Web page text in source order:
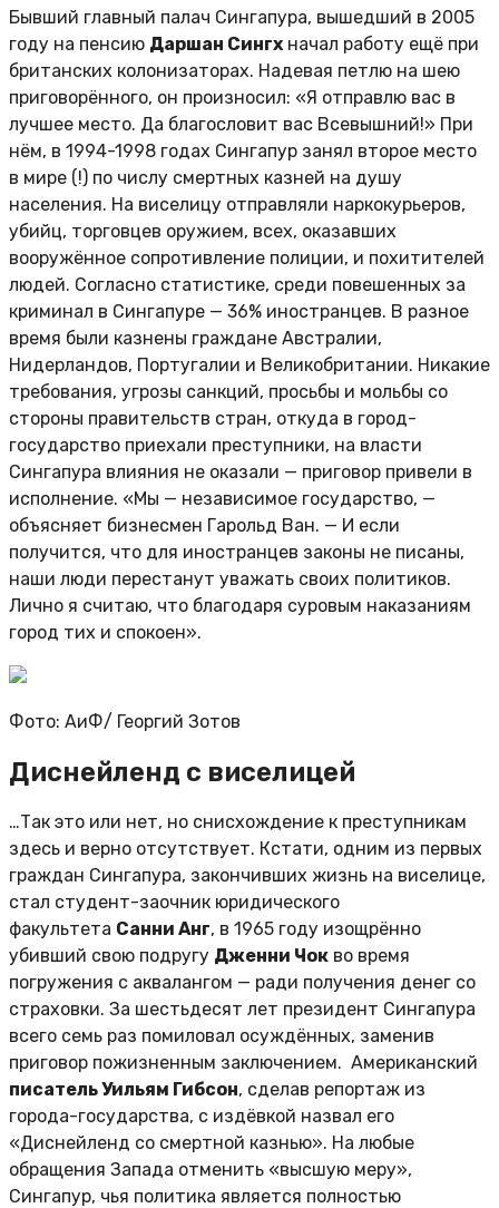
Бывший главный палач Сингапура, вышедший в 2005
году на пенсию Даршан Сингх начал работу ещё при
британских колонизаторах. Надевая петлю на шею
приговорённого, он произносил: «Я отправлю вас в
лучшее место. Да благословит вас Всевышний!» При
нём, в 1994-1998 годах Сингапур занял второе место
в мире (!) по числу смертных казней на душу
населения. На виселицу отправляли наркокурьеров,
убийц, торговцев оружием, всех, оказавших
вооружённое сопротивление полиции, и похитителей
людей. Согласно статистике, среди повешенных за
криминал в Сингапуре — 36% иностранцев. В разное
время были казнены граждане Австралии,
Нидерландов, Португалии и Великобритании. Никакие
требования, угрозы санкций, просьбы и мольбы со
стороны правительств стран, откуда в город-
государство приехали преступники, на власти
Сингапура влияния не оказали — приговор привели в
исполнение. «Мы — независимое государство, —
объясняет бизнесмен Гарольд Ван. — И если
получится, что для иностранцев законы не писаны,
наши люди перестанут уважать своих политиков.
Лично я считаю, что благодаря суровым наказаниям
город тих и спокоен».
Фото: АиФ/ Георгий Зотов
Диснейленд с виселицей
…Так это или нет, но снисхождение к преступникам
здесь и верно отсутствует. Кстати, одним из первых
граждан Сингапура, закончивших жизнь на виселице,
стал студент-заочник юридического
факультета Санни Анг, в 1965 году изощрённо
убивший свою подругу Дженни Чок во время
погружения с аквалангом — ради получения денег со
страховки. За шестьдесят лет президент Сингапура
всего семь раз помиловал осуждённых, заменив
приговор пожизненным заключением. Американский
писатель Уильям Гибсон, сделав репортаж из
города-государства, с издёвкой назвал его
«Диснейленд со смертной казнью». На любые
обращения Запада отменить «высшую меру»,
Сингапур, чья политика является полностью